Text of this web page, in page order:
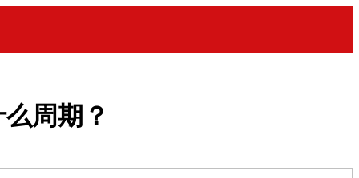
周期？